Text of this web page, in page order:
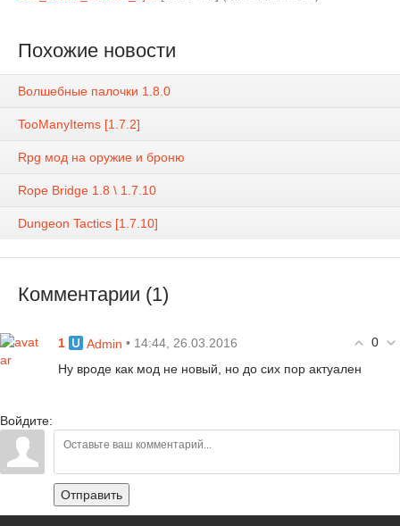
Похожие новости
Волшебные палочки 1.8.0
TooManyItems [1.7.2]
Rpg мод на оружие и броню
Rope Bridge 1.8 \ 1.7.10
Dungeon Tactics [1.7.10]
Комментарии (1)
0
1 Admin • 14:44, 26.03.2016
Ну вроде как мод не новый, но до сих пор актуален
Войдите:
Отправить